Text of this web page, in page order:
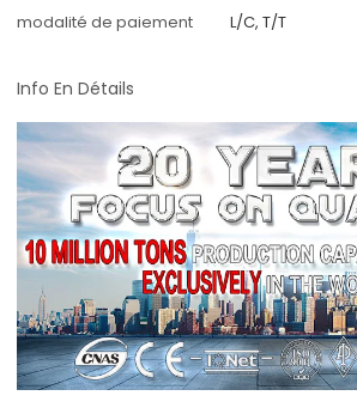
modalité de paiement
L/C, T/T
Info En Détails